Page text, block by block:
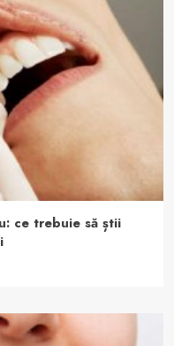
ce trebuie să știi